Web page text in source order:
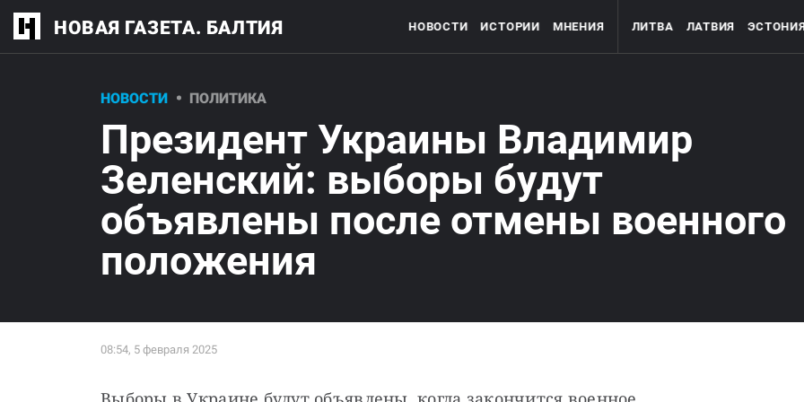
НОВАЯ ГАЗЕТА. БАЛТИЯ НОВОСТИ ИСТОРИИ МНЕНИЯ ЛИТВА ЛАТВИЯ
НОВОСТИ ПОЛИТИКА
Президент Украины Владимир
Зеленский: выборы будут
объявлены после отмены военного
положения